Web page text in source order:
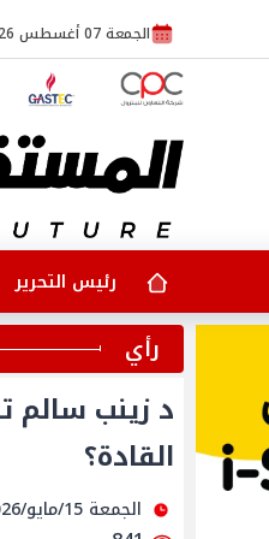
الجمعة 07 أغسطس 2026 الموافق 24 صفر 1448
رئيس التحرير
رأي
د زينب سالم
القادة؟
الجمعة 15/مايو/2026 - 12:38 ص